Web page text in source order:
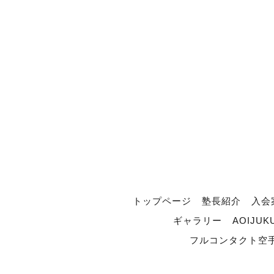
トップページ 塾長紹介
入
ギャラリー
フルコンタクト空